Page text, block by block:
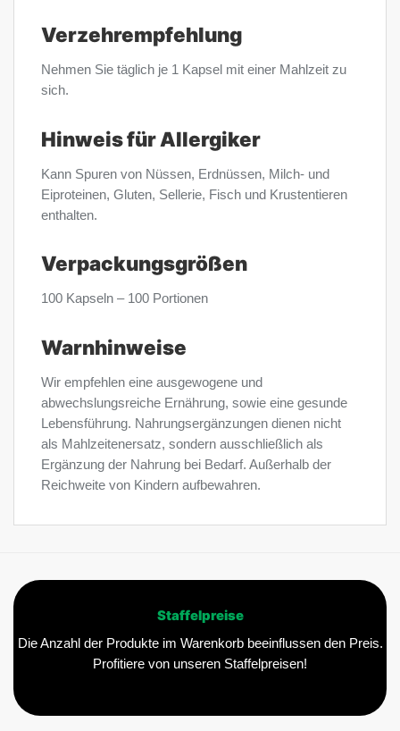
Verzehrempfehlung
Nehmen Sie täglich je 1 Kapsel mit einer Mahlzeit zu
sich.
Hinweis für Allergiker
Kann Spuren von Nüssen, Erdnüssen, Milch- und
Eiproteinen, Gluten, Sellerie, Fisch und Krustentieren
enthalten.
Verpackungsgrößen
100 Kapseln – 100 Portionen
Warnhinweise
Wir empfehlen eine ausgewogene und
abwechslungsreiche Ernährung, sowie eine gesunde
Lebensführung. Nahrungsergänzungen dienen nicht
als Mahlzeitenersatz, sondern ausschließlich als
Ergänzung der Nahrung bei Bedarf. Außerhalb der
Reichweite von Kindern aufbewahren.
Staffelpreise
Die Anzahl der Produkte im Warenkorb beeinflussen den Preis.
Profitiere von unseren Staffelpreisen!